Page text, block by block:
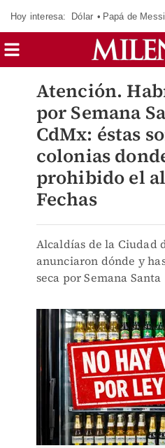
Hoy interesa: Dólar Papá de Messi
Atención.
por Semana
CdMx: éstas
colonias
prohibido el
Fechas
Alcaldías de la Ciudad
anunciaron dónde y
seca por Semana Santa